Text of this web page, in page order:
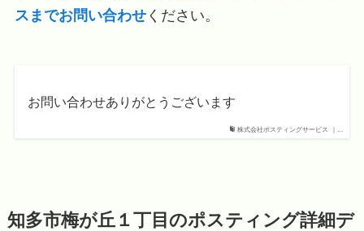
スまでお問い合わせください。
株式会社ポスティングサービス ｜...
お問い合わせありがとうございます
知多市梅が丘１丁目のポスティング詳細デ